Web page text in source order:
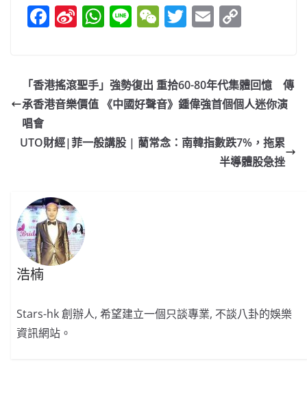
F
e
b
o
Si
W
ei
o
W
s
A
p
Li W
h
at
T
er
E
l y
Li
k
「香港搖滾聖手」強勢復出 重拾60-80年代集體回憶 傳
承香港音樂價值 《中國好聲音》鍾偉強首個個人迷你演
唱會
UTO財經|菲一般講股 | 藺常念：南韓指數跌7%，拖累
半導體股急挫
浩楠
Stars-hk 創辦人, 希望建立一個只談專業, 不談八卦的娛樂
資訊網站。